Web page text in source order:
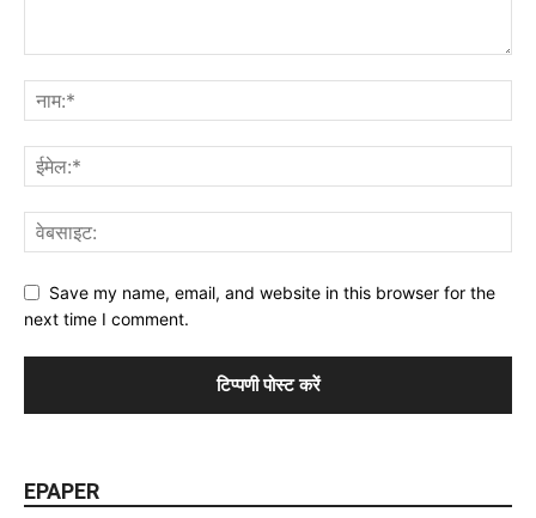
Save my name, email, and website in this browser for the
next time I comment.
EPAPER